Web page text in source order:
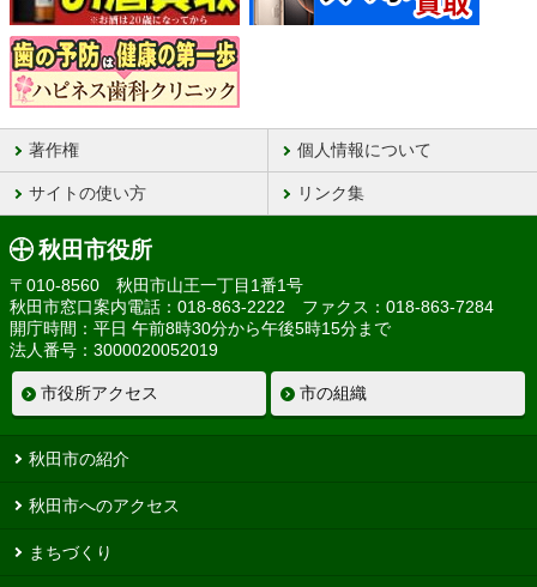
著作権 個人情報について
サイトの使い方 リンク集
秋田市役所
〒010-8560 秋田市山王一丁目1番1号
秋田市窓口案内電話：018-863-2222 ファクス：018-863-7284
開庁時間：平日 午前8時30分から午後5時15分まで
法人番号：3000020052019
市役所アクセス 市の組織
秋田市の紹介
秋田市へのアクセス
まちづくり